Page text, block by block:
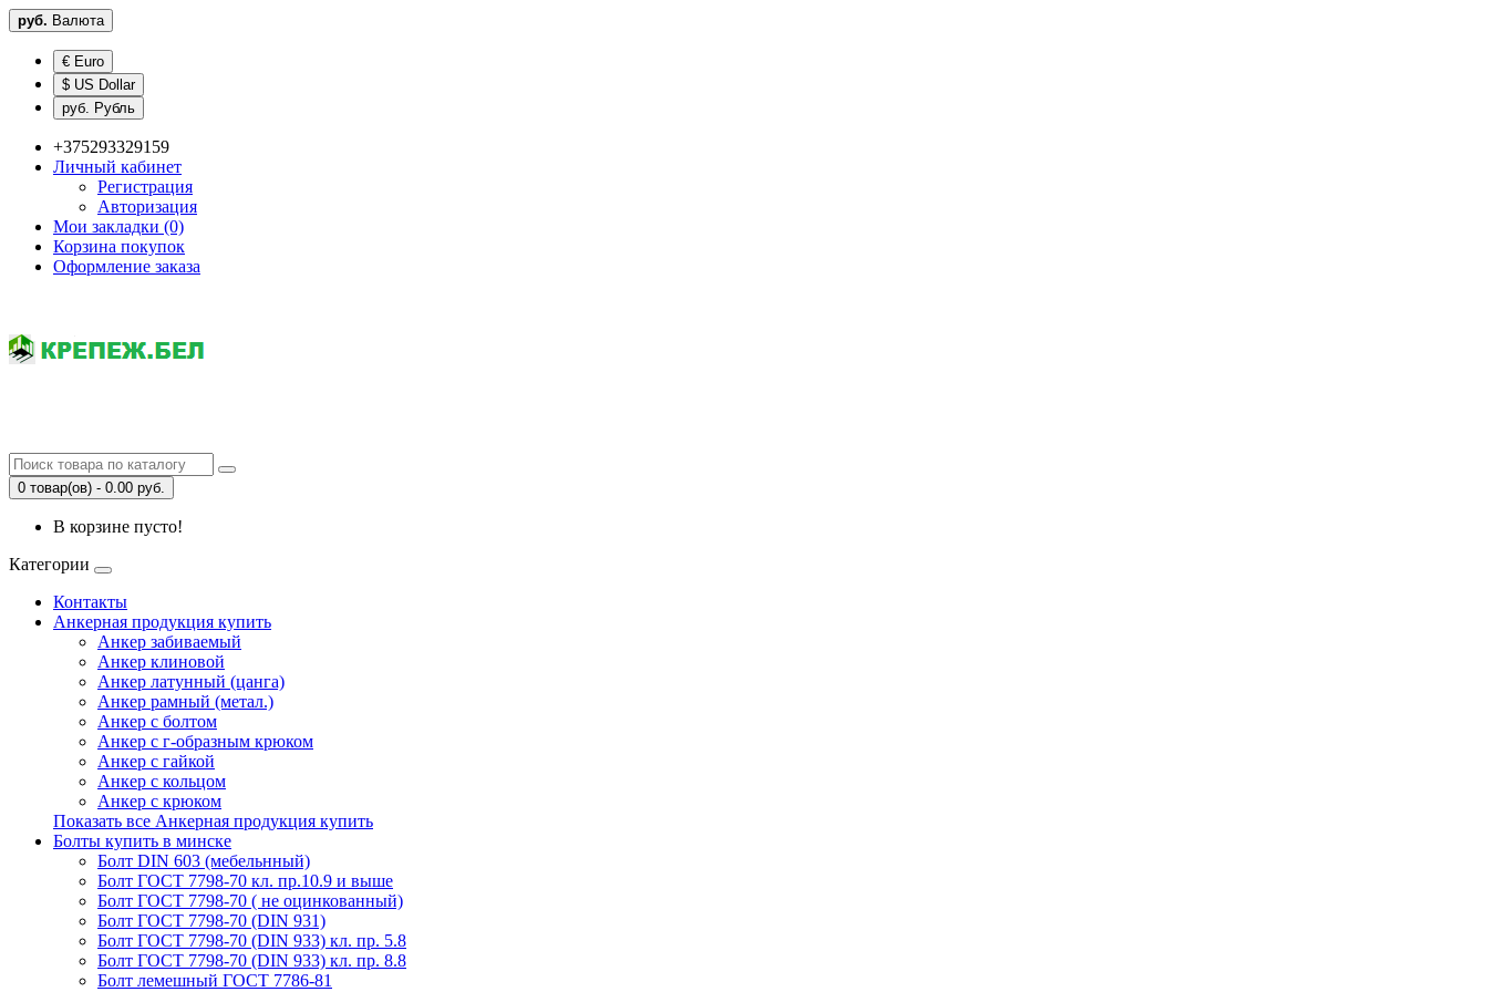
руб. Валюта
€ Euro
$ US Dollar
руб. Рубль
+375293329159
Личный кабинет
Регистрация
Авторизация
Мои закладки (0)
Корзина покупок
Оформление заказа
0 товар(ов) - 0.00 руб.
В корзине пусто!
Категории
Контакты
Анкерная продукция купить
Анкер забиваемый
Анкер клиновой
Анкер латунный (цанга)
Анкер рамный (метал.)
Анкер с болтом
Анкер с г-образным крюком
Анкер с гайкой
Анкер с кольцом
Анкер с крюком
Показать все Анкерная продукция купить
Болты купить в минске
Болт DIN 603 (мебельнный)
Болт ГОСТ 7798-70 кл. пр.10.9 и выше
Болт ГОСТ 7798-70 ( не оцинкованный)
Болт ГОСТ 7798-70 (DIN 931)
Болт ГОСТ 7798-70 (DIN 933) кл. пр. 5.8
Болт ГОСТ 7798-70 (DIN 933) кл. пр. 8.8
Болт лемешный ГОСТ 7786-81